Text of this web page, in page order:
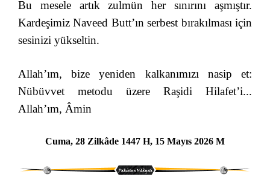
Bu mesele artık zulmün her sınırını aşmıştır.
Kardeşimiz Naveed Butt’ın serbest bırakılması için
sesinizi yükseltin.
Allah’ım, bize yeniden kalkanımızı nasip et:
Nübüvvet metodu üzere Raşidi Hilafet’i...
Allah’ım, Âmin
Cuma, 28 Zilkâde 1447 H, 15 Mayıs 2026 M